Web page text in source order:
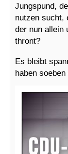
Jungspund,
nutzen sucht,
der nun allein
thront?
Es bleibt
haben